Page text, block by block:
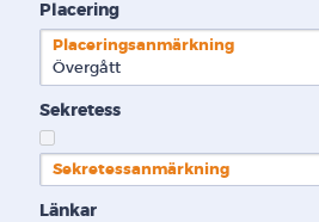
Placering
Placeringsanmärkning
Övergått
Sekretess
Sekretessanmärkning
Länkar